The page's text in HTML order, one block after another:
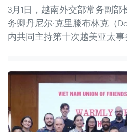
3月1日，越南外交部常务副
务卿丹尼尔·克里滕布林克（
内共同主持第十次越美亚太事